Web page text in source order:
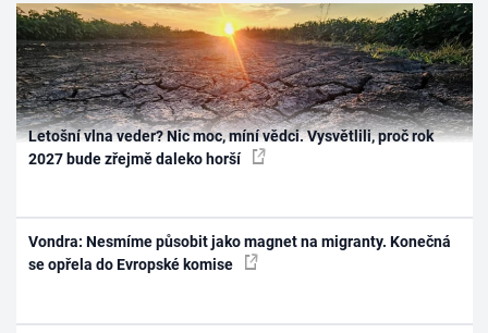
Letošní vlna veder? Nic moc, míní vědci. Vysvětlili, proč rok
2027 bude zřejmě daleko horší
Vondra: Nesmíme působit jako magnet na migranty. Konečná
se opřela do Evropské komise